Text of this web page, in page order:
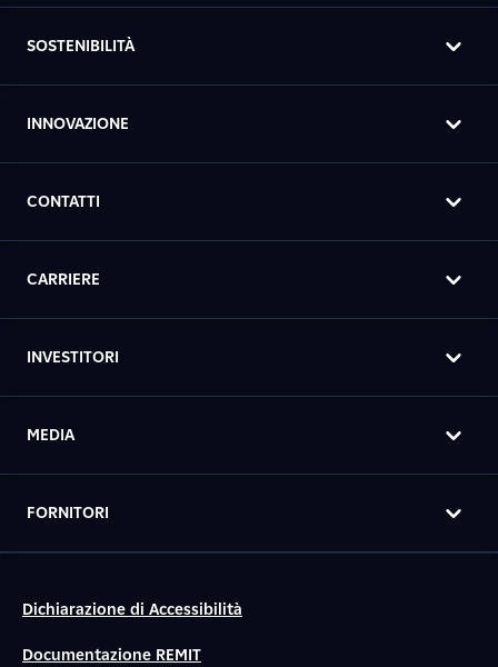
SOSTENIBILITÀ
INNOVAZIONE
CONTATTI
CARRIERE
INVESTITORI
MEDIA
FORNITORI
Dichiarazione di Accessibilità
Documentazione REMIT